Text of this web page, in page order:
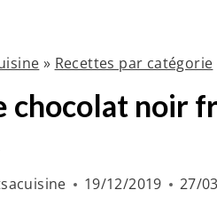
» Recettes par catégorie
chocolat noir
19/12/2019 27/